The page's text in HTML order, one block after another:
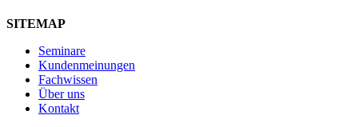
SITEMAP
Seminare
Kundenmeinungen
Fachwissen
Über uns
Kontakt